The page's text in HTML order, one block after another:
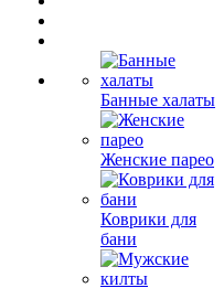
Банные халаты
Женские парео
Коврики для
бани